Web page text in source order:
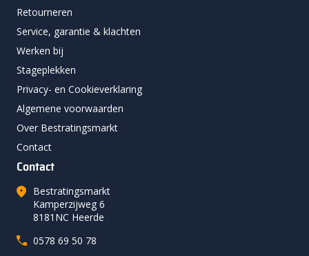
Retourneren
Service, garantie & klachten
Werken bij
Stageplekken
Privacy- en Cookieverklaring
Algemene voorwaarden
Over Bestratingsmarkt
Contact
Contact
Bestratingsmarkt
Kamperzijweg 6
8181NC Heerde
0578 69 50 78